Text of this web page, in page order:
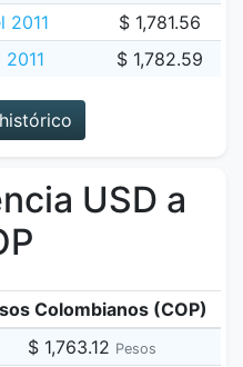
2011
$ 1,781.56
$ 1,782.59
USD a
Colombianos (COP)
$ 1,763.12 Pesos